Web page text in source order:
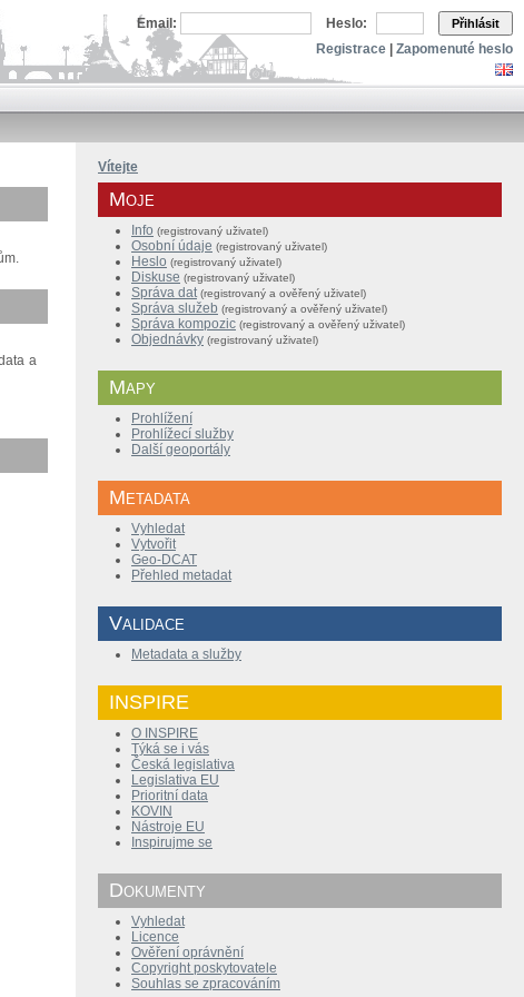
Email: Heslo: Přihlásit
Registrace Zapomenuté heslo
a
Vítejte
Moje
Info (registrovaný uživatel)
Osobní údaje (registrovaný uživatel)
Heslo (registrovaný uživatel)
Diskuse (registrovaný uživatel)
Správa dat (registrovaný a ověřený uživatel)
Správa služeb (registrovaný a ověřený uživatel)
Správa kompozic (registrovaný a ověřený uživatel)
Objednávky (registrovaný uživatel)
Mapy
Prohlížení
Prohlížecí služby
Další geoportály
Metadata
Vyhledat
Vytvořit
Geo-DCAT
Přehled metadat
Validace
Metadata a služby
INSPIRE
O INSPIRE
Týká se i vás
Česká legislativa
Legislativa EU
Prioritní data
KOVIN
Nástroje EU
Inspirujme se
Dokumenty
Vyhledat
Licence
Ověření oprávnění
Copyright poskytovatele
Souhlas se zpracováním